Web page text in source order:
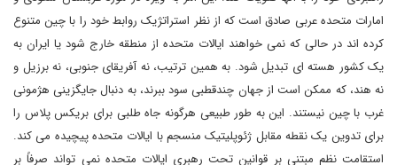
امارات متحده عربی صادق است که از نظر استراتژیک روابط خود را با چین متنوع
کرده اند در حالی که نمی خواهند ایالات متحده از منطقه خارج شود یا ایران به
یک کشور هسته ای تبدیل شود. به همین ترتیب، نه آفریقای جنوبی، نه برزیل و
نه هند، که ممکن است از جهان چندقطبی سود ببرند، به دنبال جایگزینی هژمونی
غرب با چین نیستند. این به طور طبیعی هرگونه جاه طلبی برای بریکس پلاس را
برای تدوین یک نقطه مقابل ژئوپلیتیک منسجم با ایالات متحده پیچیده می کند.
استقامت نظم مبتنی بر قوانین تحت رهبری ایالات متحده نمی تواند صرفاً بر